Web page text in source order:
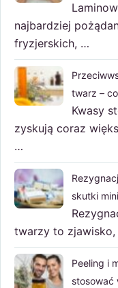
najbardziej
fryzjerskich, …
twarz –
Kwasy
zyskują coraz
…
skutki
twarzy to
Peeling i
stosować